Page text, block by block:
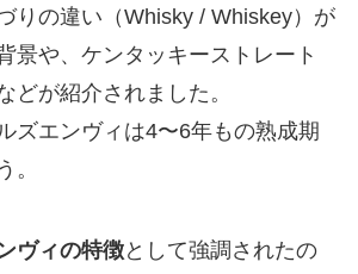
りの違い（Whisky / Whiskey）が
景や、ケンタッキーストレート
どが紹介されました。
ズエンヴィは4〜6年もの熟成期
。
ヴィの特徴として強調されたの